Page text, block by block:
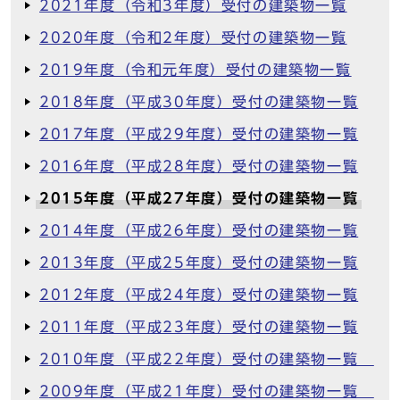
2021年度（令和3年度）受付の建築物一覧
2020年度（令和2年度）受付の建築物一覧
2019年度（令和元年度）受付の建築物一覧
2018年度（平成30年度）受付の建築物一覧
2017年度（平成29年度）受付の建築物一覧
2016年度（平成28年度）受付の建築物一覧
2015年度（平成27年度）受付の建築物一覧
2014年度（平成26年度）受付の建築物一覧
2013年度（平成25年度）受付の建築物一覧
2012年度（平成24年度）受付の建築物一覧
2011年度（平成23年度）受付の建築物一覧
2010年度（平成22年度）受付の建築物一覧
2009年度（平成21年度）受付の建築物一覧